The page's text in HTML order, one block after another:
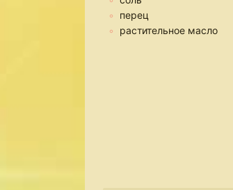
перец
растительное масло